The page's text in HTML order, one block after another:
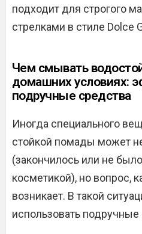
подходит для строгого
стрелками в стиле Dolce
Чем смывать
домашних условиях:
подручные средства
Иногда специального
стойкой помады может
(закончилось или не
косметикой), но вопрос,
возникает. В такой
использовать